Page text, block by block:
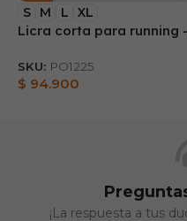
S M L XL
Licra corta para running
SKU: PO1225
$ 94.900
¡La respuesta a tus